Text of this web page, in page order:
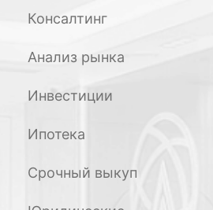
Консалтинг
Анализ рынка
Инвестиции
Ипотека
Срочный выкуп